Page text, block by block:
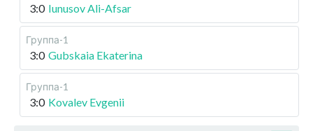
3:0 Iunusov Ali-Afsar
Группа-1
3:0 Gubskaia Ekaterina
Группа-1
3:0 Kovalev Evgenii